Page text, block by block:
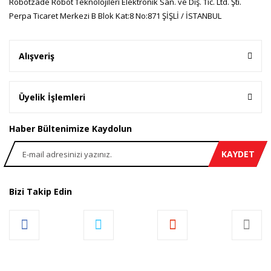
Perpa Ticaret Merkezi B Blok Kat:8 No:871 ŞİŞLİ / İSTANBUL
Alışveriş
Üyelik İşlemleri
Haber Bültenimize Kaydolun
KAYDET
Bizi Takip Edin